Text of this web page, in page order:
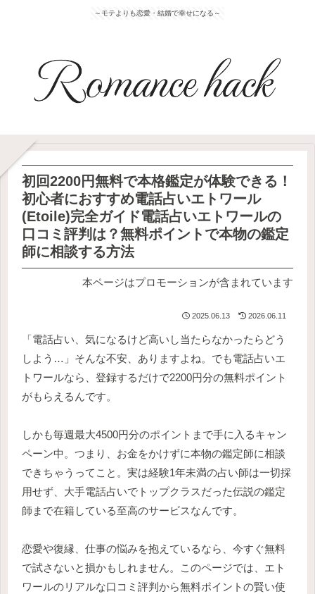
～モテよりも恋愛・結婚で幸せになる～
初回2200円無料で本格鑑定が体験できる！
初心者におすすめ電話占いエトワール
(Etoile)完全ガイド電話占いエトワールの
口コミ評判は？無料ポイントで本物の鑑定
師に相談する方法
本ページはプロモーションが含まれています
2025.06.13 2026.06.11
「電話占い、気になるけど高いし当たらなかったらどう
しよう…」そんな不安、ありますよね。でも電話占いエ
トワールなら、登録するだけで2200円分の無料ポイント
がもらえるんです。
しかも毎週最大4500円分のポイントまで手に入るキャン
ペーン中。つまり、お金をかけずに本物の鑑定師に相談
できちゃうってこと。実は経験1年未満の占い師は一切採
用せず、大手電話占いでトップクラスだった伝説の鑑定
師まで在籍している至高のサービスなんです。
恋愛や復縁、仕事の悩みを抱えているなら、今すぐ無料
で試さないと損かもしれません。このページでは、エト
ワールのリアルな口コミ評判から無料ポイントの賢い使